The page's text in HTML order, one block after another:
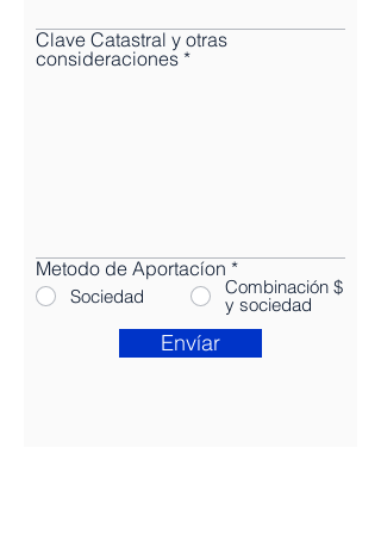
Clave Catastral y otras
consideraciones
Metodo de Aportacíon *
Sociedad Combinación $
y sociedad
Envíar